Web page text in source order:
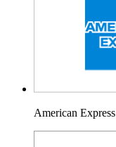
American Express